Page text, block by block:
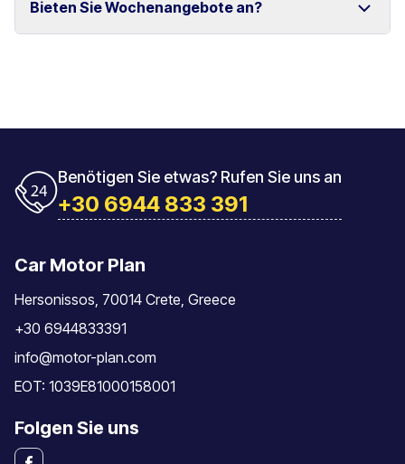
und Rethymno.
Das Fahrzeug muss mit der gleichen Tankfüllung
Bieten Sie Wochenangebote an?
Benötigen Sie etwas? Rufen Sie uns an
+30 6944 833 391
Car Motor Plan
Hersonissos, 70014 Crete, Greece
+30 6944833391
info@motor-plan.com
EOT: 1039E81000158001
Folgen Sie uns